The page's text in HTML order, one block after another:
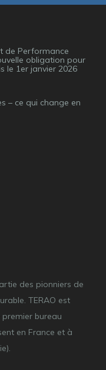
de Performance
obligation pour
le 1er janvier 2026
– ce qui change en
des pionniers de
TERAO est
bureau
en France et à